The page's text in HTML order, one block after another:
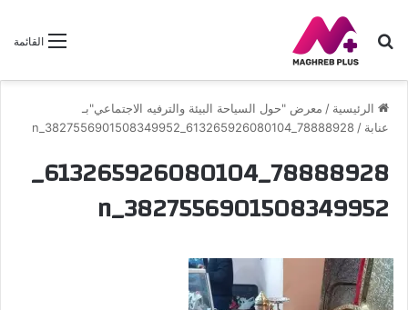
القائمة
بحث
عن
الرئيسية / معرض "حول السياحة البيئة والترفيه الاجتماعي"بـ
عنابة /
78888928_613265926080104_3827556901508349952_n
78888928_613265926080104_
3827556901508349952_n